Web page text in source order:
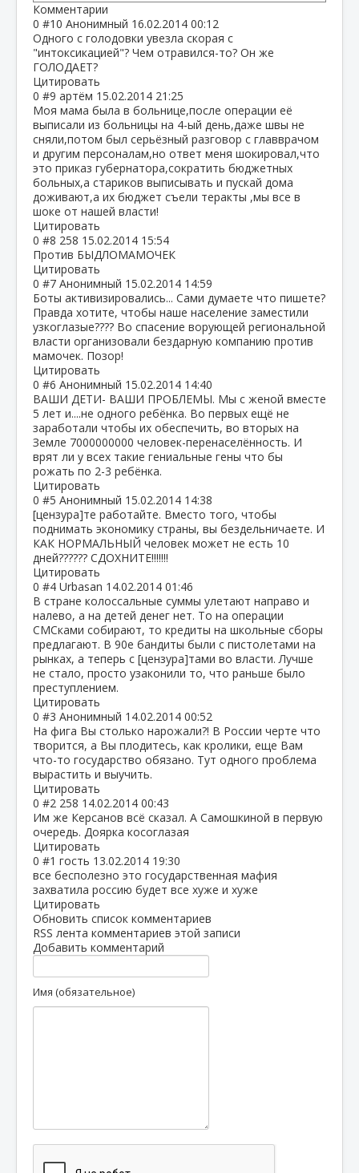
Комментарии
0 #10 Анонимный 16.02.2014 00:12
Одного с голодовки увезла скорая с
"интоксикацией"? Чем отравился-то? Он же
ГОЛОДАЕТ?
Цитировать
0 #9 артём 15.02.2014 21:25
Моя мама была в больнице,после операции её
выписали из больницы на 4-ый день,даже швы не
сняли,потом был серьёзный разговор с главврачом
и другим персоналам,но ответ меня шокировал,что
это приказ губернатора,сократить бюджетных
больных,а стариков выписывать и пускай дома
доживают,а их бюджет съели теракты ,мы все в
шоке от нашей власти!
Цитировать
0 #8 258 15.02.2014 15:54
Против БЫДЛОМАМОЧЕК
Цитировать
0 #7 Анонимный 15.02.2014 14:59
Боты активизировались... Сами думаете что пишете?
Правда хотите, чтобы наше население заместили
узкоглазые???? Во спасение ворующей региональной
власти организовали бездарную компанию против
мамочек. Позор!
Цитировать
0 #6 Анонимный 15.02.2014 14:40
ВАШИ ДЕТИ- ВАШИ ПРОБЛЕМЫ. Мы с женой вместе
5 лет и....не одного ребёнка. Во первых ещё не
заработали чтобы их обеспечить, во вторых на
Земле 7000000000 человек-перенаселённость. И
врят ли у всех такие гениальные гены что бы
рожать по 2-3 ребёнка.
Цитировать
0 #5 Анонимный 15.02.2014 14:38
[цензура]те работайте. Вместо того, чтобы
поднимать экономику страны, вы бездельничаете. И
КАК НОРМАЛЬНЫЙ человек может не есть 10
дней?????? СДОХНИТЕ!!!!!!!
Цитировать
0 #4 Urbasan 14.02.2014 01:46
В стране колоссальные суммы улетают направо и
налево, а на детей денег нет. То на операции
СМСками собирают, то кредиты на школьные сборы
предлагают. В 90е бандиты были с пистолетами на
рынках, а теперь с [цензура]тами во власти. Лучше
не стало, просто узаконили то, что раньше было
преступлением.
Цитировать
0 #3 Анонимный 14.02.2014 00:52
На фига Вы столько нарожали?! В России черте что
творится, а Вы плодитесь, как кролики, еще Вам
что-то государство обязано. Тут одного проблема
вырастить и выучить.
Цитировать
0 #2 258 14.02.2014 00:43
Им же Керсанов всё сказал. А Самошкиной в первую
очередь. Доярка косоглазая
Цитировать
0 #1 гость 13.02.2014 19:30
все бесполезно это государственная мафия
захватила россию будет все хуже и хуже
Цитировать
Обновить список комментариев
RSS лента комментариев этой записи
Добавить комментарий
Имя (обязательное)